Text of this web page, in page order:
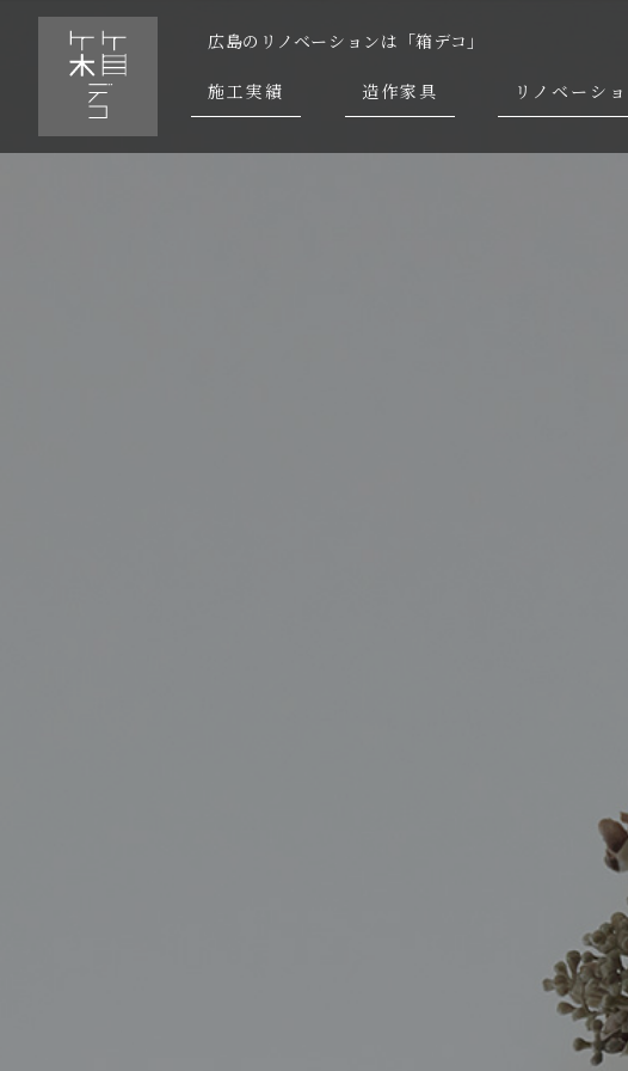
広島のリノベーションは「箱デコ」
施工実績 造作家具 リノベーシ